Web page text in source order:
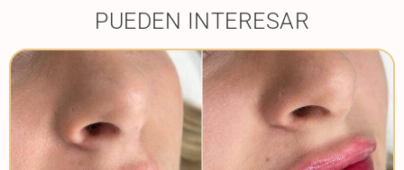
PUEDEN INTERESAR